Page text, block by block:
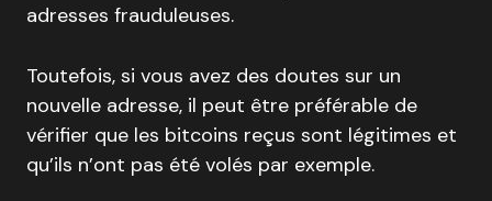
adresses frauduleuses.
Toutefois, si vous avez des doutes sur un
nouvelle adresse, il peut être préférable de
vérifier que les bitcoins reçus sont légitimes et
qu’ils n’ont pas été volés par exemple.